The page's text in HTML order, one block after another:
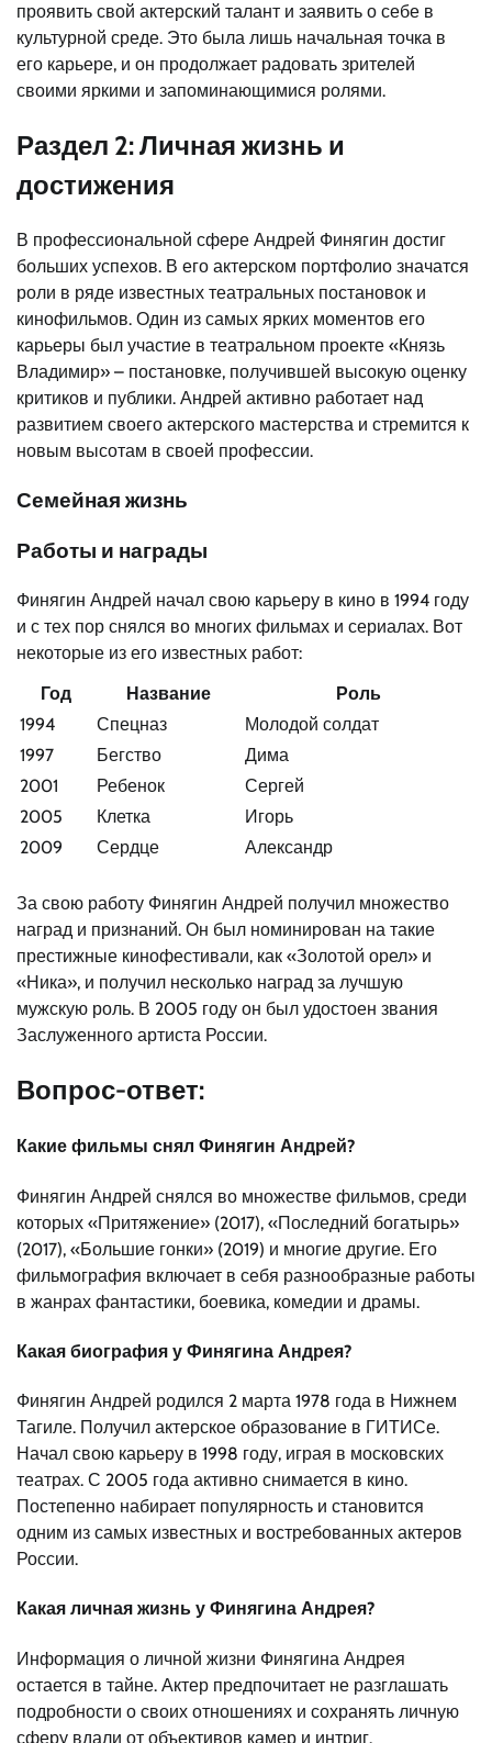
проявить свой актерский талант и заявить о себе в
культурной среде. Это была лишь начальная точка в
его карьере, и он продолжает радовать зрителей
своими яркими и запоминающимися ролями.
Раздел 2: Личная жизнь и
достижения
В профессиональной сфере Андрей Финягин достиг
больших успехов. В его актерском портфолио значатся
роли в ряде известных театральных постановок и
кинофильмов. Один из самых ярких моментов его
карьеры был участие в театральном проекте «Князь
Владимир» – постановке, получившей высокую оценку
критиков и публики. Андрей активно работает над
развитием своего актерского мастерства и стремится к
новым высотам в своей профессии.
Семейная жизнь
Работы и награды
Финягин Андрей начал свою карьеру в кино в 1994 году
и с тех пор снялся во многих фильмах и сериалах. Вот
некоторые из его известных работ:
Год
Название
Роль
1994
Спецназ
Молодой солдат
1997
Бегство
Дима
2001
Ребенок
Сергей
2005
Клетка
Игорь
2009
Сердце Александр
За свою работу Финягин Андрей получил множество
наград и признаний. Он был номинирован на такие
престижные кинофестивали, как «Золотой орел» и
«Ника», и получил несколько наград за лучшую
мужскую роль. В 2005 году он был удостоен звания
Заслуженного артиста России.
Вопрос-ответ:
Какие фильмы снял Финягин Андрей?
Финягин Андрей снялся во множестве фильмов, среди
которых «Притяжение» (2017), «Последний богатырь»
(2017), «Большие гонки» (2019) и многие другие. Его
фильмография включает в себя разнообразные работы
в жанрах фантастики, боевика, комедии и драмы.
Какая биография у Финягина Андрея?
Финягин Андрей родился 2 марта 1978 года в Нижнем
Тагиле. Получил актерское образование в ГИТИСе.
Начал свою карьеру в 1998 году, играя в московских
театрах. С 2005 года активно снимается в кино.
Постепенно набирает популярность и становится
одним из самых известных и востребованных актеров
России.
Какая личная жизнь у Финягина Андрея?
Информация о личной жизни Финягина Андрея
остается в тайне. Актер предпочитает не разглашать
подробности о своих отношениях и сохранять личную
сферу вдали от объективов камер и интриг.